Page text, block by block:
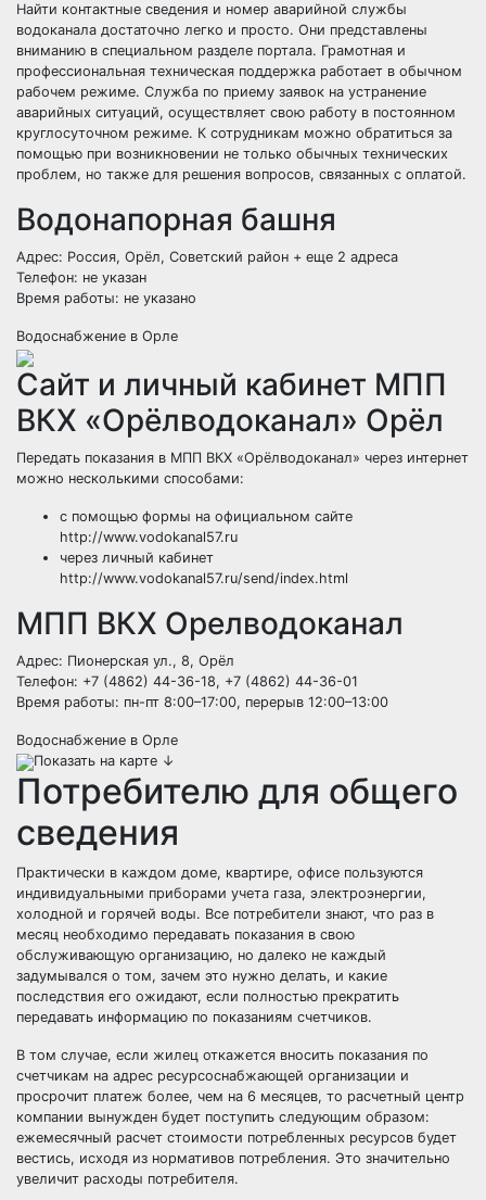
Найти контактные сведения и номер аварийной службы
водоканала достаточно легко и просто. Они представлены
вниманию в специальном разделе портала. Грамотная и
профессиональная техническая поддержка работает в обычном
рабочем режиме. Служба по приему заявок на устранение
аварийных ситуаций, осуществляет свою работу в постоянном
круглосуточном режиме. К сотрудникам можно обратиться за
помощью при возникновении не только обычных технических
проблем, но также для решения вопросов, связанных с оплатой.
Водонапорная башня
Адрес: Россия, Орёл, Советский район + еще 2 адреса
Телефон: не указан
Время работы: не указано
Водоснабжение в Орле
Сайт и личный кабинет МПП
ВКХ «Орёлводоканал» Орёл
Передать показания в МПП ВКХ «Орёлводоканал» через интернет
можно несколькими способами:
с помощью формы на официальном сайте
http://www.vodokanal57.ru
через личный кабинет
http://www.vodokanal57.ru/send/index.html
МПП ВКХ Орелводоканал
Адрес: Пионерская ул., 8, Орёл
Телефон: +7 (4862) 44-36-18, +7 (4862) 44-36-01
Время работы: пн-пт 8:00–17:00, перерыв 12:00–13:00
Водоснабжение в Орле
Показать на карте ↓
Потребителю для общего
сведения
Практически в каждом доме, квартире, офисе пользуются
индивидуальными приборами учета газа, электроэнергии,
холодной и горячей воды. Все потребители знают, что раз в
месяц необходимо передавать показания в свою
обслуживающую организацию, но далеко не каждый
задумывался о том, зачем это нужно делать, и какие
последствия его ожидают, если полностью прекратить
передавать информацию по показаниям счетчиков.
В том случае, если жилец откажется вносить показания по
счетчикам на адрес ресурсоснабжающей организации и
просрочит платеж более, чем на 6 месяцев, то расчетный центр
компании вынужден будет поступить следующим образом:
ежемесячный расчет стоимости потребленных ресурсов будет
вестись, исходя из нормативов потребления. Это значительно
увеличит расходы потребителя.